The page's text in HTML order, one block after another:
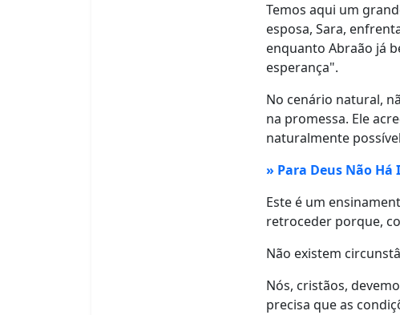
Temos aqui um
esposa, Sara,
enquanto Abraão já
esperança".
No cenário natural,
na promessa. Ele
naturalmente
» Para Deus Não Há
Este é um
retroceder porque,
Não existem
Nós, cristãos,
precisa que as